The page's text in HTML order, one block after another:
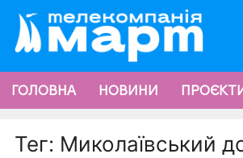
ГОЛОВНА НОВИНИ
Тег: Миколаївський